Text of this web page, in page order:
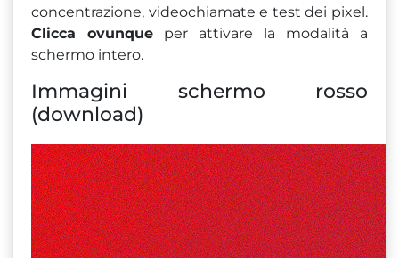
concentrazione, videochiamate e test dei pixel.
Clicca ovunque per attivare la modalità a
schermo intero.
Immagini schermo rosso
(download)